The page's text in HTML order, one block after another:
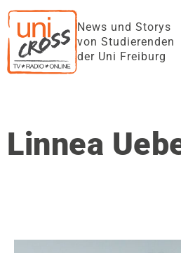
News und Storys
von Studierenden
der Uni Freiburg
Linnea